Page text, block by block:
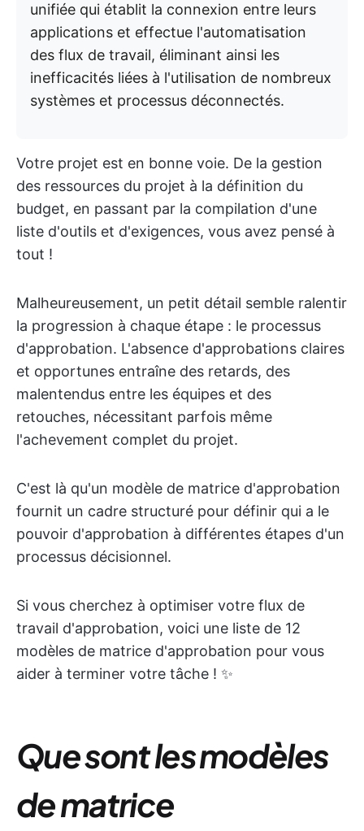
unifiée qui établit la connexion entre leurs
applications et effectue l'automatisation
des flux de travail, éliminant ainsi les
inefficacités liées à l'utilisation de nombreux
systèmes et processus déconnectés.
Votre projet est en bonne voie. De la gestion
des ressources du projet à la définition du
budget, en passant par la compilation d'une
liste d'outils et d'exigences, vous avez pensé à
tout !
Malheureusement, un petit détail semble ralentir
la progression à chaque étape : le processus
d'approbation. L'absence d'approbations claires
et opportunes entraîne des retards, des
malentendus entre les équipes et des
retouches, nécessitant parfois même
l'achevement complet du projet.
C'est là qu'un modèle de matrice d'approbation
fournit un cadre structuré pour définir qui a le
pouvoir d'approbation à différentes étapes d'un
processus décisionnel.
Si vous cherchez à optimiser votre flux de
travail d'approbation, voici une liste de 12
modèles de matrice d'approbation pour vous
aider à terminer votre tâche ! ✨
Que sont les modèles
de matrice